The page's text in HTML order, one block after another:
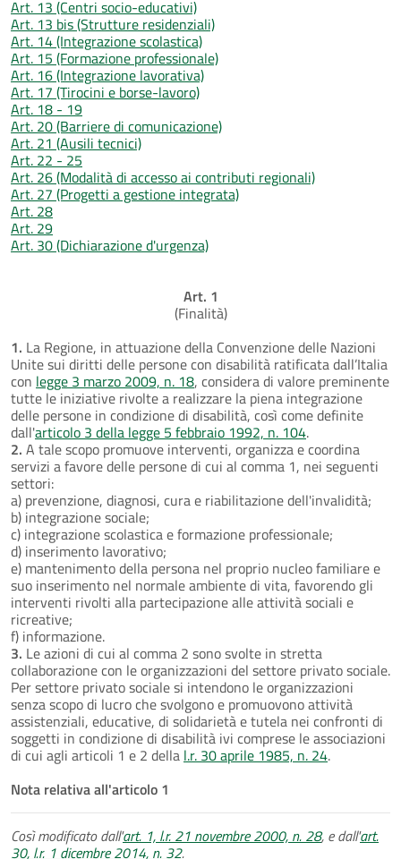
Art. 13 (Centri socio-educativi)
Art. 13 bis (Strutture residenziali)
Art. 14 (Integrazione scolastica)
Art. 15 (Formazione professionale)
Art. 16 (Integrazione lavorativa)
Art. 17 (Tirocini e borse-lavoro)
Art. 18 - 19
Art. 20 (Barriere di comunicazione)
Art. 21 (Ausili tecnici)
Art. 22 - 25
Art. 26 (Modalità di accesso ai contributi regionali)
Art. 27 (Progetti a gestione integrata)
Art. 28
Art. 29
Art. 30 (Dichiarazione d'urgenza)
Art. 1
(Finalità)
1. La Regione, in attuazione della Convenzione delle Nazioni
Unite sui diritti delle persone con disabilità ratificata dall’Italia
con legge 3 marzo 2009, n. 18, considera di valore preminente
tutte le iniziative rivolte a realizzare la piena integrazione
delle persone in condizione di disabilità, così come definite
dall'articolo 3 della legge 5 febbraio 1992, n. 104.
2. A tale scopo promuove interventi, organizza e coordina
servizi a favore delle persone di cui al comma 1, nei seguenti
settori:
a) prevenzione, diagnosi, cura e riabilitazione dell'invalidità;
b) integrazione sociale;
c) integrazione scolastica e formazione professionale;
d) inserimento lavorativo;
e) mantenimento della persona nel proprio nucleo familiare e
suo inserimento nel normale ambiente di vita, favorendo gli
interventi rivolti alla partecipazione alle attività sociali e
ricreative;
f) informazione.
3. Le azioni di cui al comma 2 sono svolte in stretta
collaborazione con le organizzazioni del settore privato sociale.
Per settore privato sociale si intendono le organizzazioni
senza scopo di lucro che svolgono e promuovono attività
assistenziali, educative, di solidarietà e tutela nei confronti di
soggetti in condizione di disabilità ivi comprese le associazioni
di cui agli articoli 1 e 2 della l.r. 30 aprile 1985, n. 24.
Nota relativa all'articolo 1
Così modificato dall'art. 1, l.r. 21 novembre 2000, n. 28, e dall'art.
30, l.r. 1 dicembre 2014, n. 32.